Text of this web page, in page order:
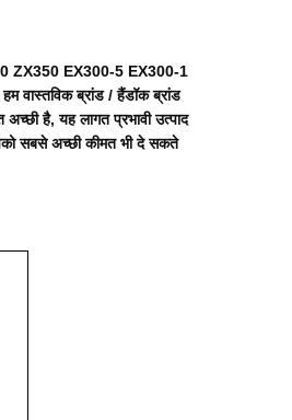
EX300-5 EX300-1
वास्तविक ब्रांड / हैंडॉक ब्रांड
है, यह लागत प्रभावी उत्पाद
सबसे अच्छी कीमत भी दे सकते